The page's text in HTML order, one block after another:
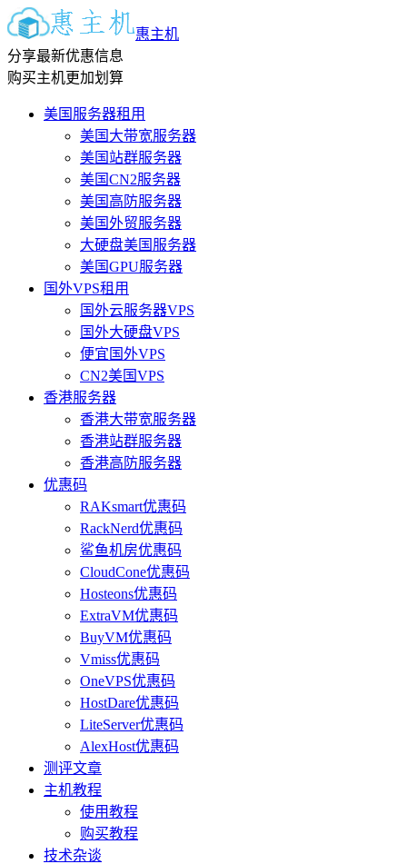
惠主机
分享最新优惠信息
购买主机更加划算
美国服务器租用
美国大带宽服务器
美国站群服务器
美国CN2服务器
美国高防服务器
美国外贸服务器
大硬盘美国服务器
美国GPU服务器
国外VPS租用
国外云服务器VPS
国外大硬盘VPS
便宜国外VPS
CN2美国VPS
香港服务器
香港大带宽服务器
香港站群服务器
香港高防服务器
优惠码
RAKsmart优惠码
RackNerd优惠码
鲨鱼机房优惠码
CloudCone优惠码
Hosteons优惠码
ExtraVM优惠码
BuyVM优惠码
Vmiss优惠码
OneVPS优惠码
HostDare优惠码
LiteServer优惠码
AlexHost优惠码
测评文章
主机教程
使用教程
购买教程
技术杂谈